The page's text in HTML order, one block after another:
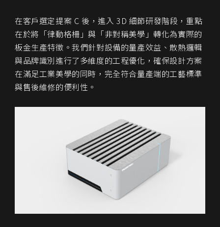
在客戶選定提案 C 後，進入 3D 細節研發階段，重點
在於將「律動格柵」與「非對稱美學」轉化為實際的
板金生產特徵。我們針對設備的量產效益、散熱邏輯
與品牌識別進行了多維度的工程優化，確保設計方案
在滿足工業美學的同時，完全符合量產端的工藝標準
與售後維修的便利性。